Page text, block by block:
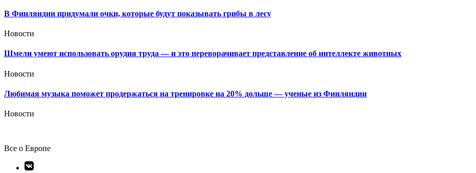
В Финляндии придумали очки, которые будут показывать грибы в лесу
Новости
Шмели умеют использовать орудия труда — и это переворачивает представление об интеллекте животных
Новости
Любимая музыка поможет продержаться на тренировке на 20% дольше — ученые из Финляндии
Новости
Все о Европе
Элемент